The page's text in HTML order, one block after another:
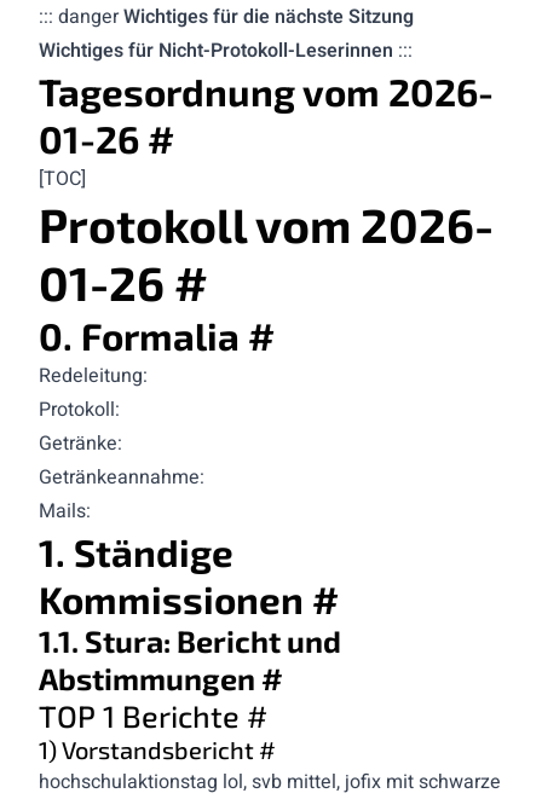
::: dangerWichtiges für die nächste Sitzung
Wichtiges für Nicht-Protokoll-Leserinnen :::
Tagesordnung vom 2026-
01-26 #
[TOC]
Protokoll vom 2026-
01-26 #
0. Formalia #
Redeleitung:
Protokoll:
Getränke:
Getränkeannahme:
Mails:
1. Ständige
Kommissionen #
1.1. Stura: Bericht und
Abstimmungen #
TOP 1 Berichte #
1) Vorstandsbericht #
hochschulaktionstag lol, svb mittel, jofix mit schwarze